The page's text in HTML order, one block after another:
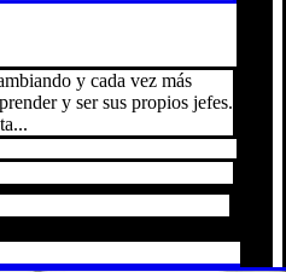
y cada vez más
y ser sus propios jefes.